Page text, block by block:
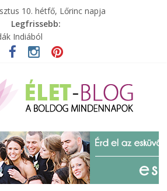
10. hétfő, Lőrinc napja
Legfrissebb:
Indiából
és parfümtermékek környezetbarát
utazásunkhoz?
számára
megtartasz magadnak